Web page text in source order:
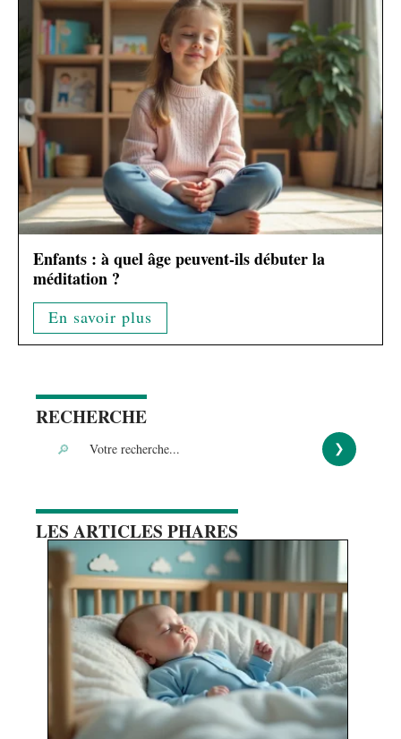
Enfants : à quel âge peuvent-ils débuter la
méditation ?
En savoir plus
RECHERCHE
LES ARTICLES PHARES